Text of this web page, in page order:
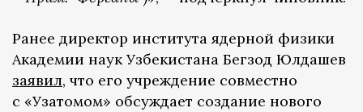
Ранее директор института ядерной физики
Академии наук Узбекистана Бегзод Юлдашев
заявил, что его учреждение совместно
с «Узатомом» обсуждает создание нового